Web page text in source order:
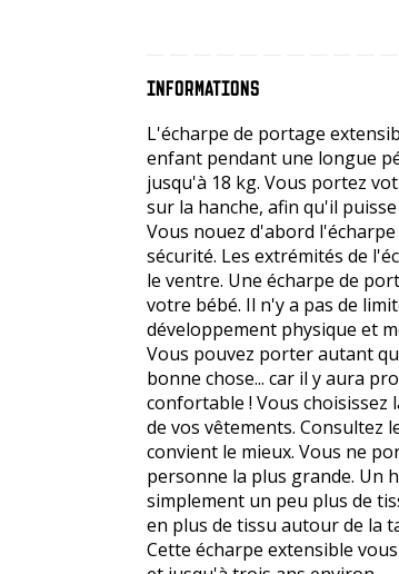
INFORMATIONS
L'écharpe de portage
enfant pendant une longue
jusqu'à 18 kg. Vous portez
sur la hanche, afin qu'il
Vous nouez d'abord
sécurité. Les extrémités de
le ventre. Une écharpe de
votre bébé. Il n'y a pas de
développement physique et
Vous pouvez porter autant
bonne chose... car il y aura
confortable ! Vous choisissez
de vos vêtements. Consultez
convient le mieux. Vous ne
personne la plus grande. Un
simplement un peu plus de
en plus de tissu autour de la
Cette écharpe extensible